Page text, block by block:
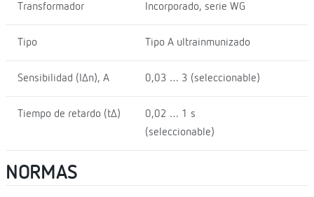
Transformador Incorporado, serie WG
Tipo Tipo A ultrainmunizado
Sensibilidad (I∆n), A 0,03 … 3 (seleccionable)
Tiempo de retardo (t∆)
0,02 … 1 s
(seleccionable)
NORMAS